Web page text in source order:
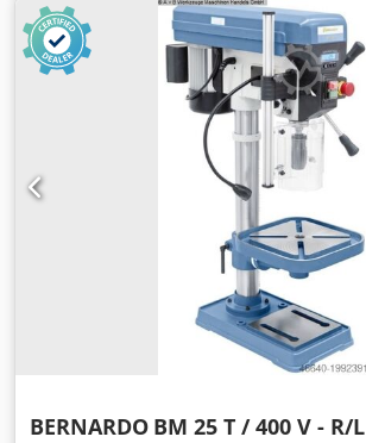
BERNARDO BM 25 T / 400 V - R/L